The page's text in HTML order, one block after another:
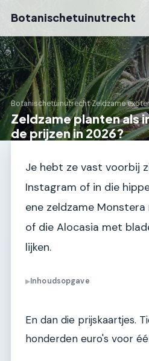
Botanischetuinutrecht
Botanischetuinutrecht›Zeldzame
Zeldzame planten als
de prijzen in 2026?
Je hebt ze vast voorbij
Instagram of in die
ene zeldzame
of die Alocasia met
lijken.
▶Inhoudsopgave
En dan die prijskaartjes.
honderden euro's voor